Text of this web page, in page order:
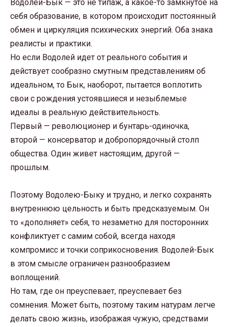
Водолей-Бык — это не типаж, а какое-то замкнутое на
себя образование, в котором происходит постоянный
обмен и циркуляция психических энергий. Оба знака
реалисты и практики.
Но если Водолей идет от реального события и
действует сообразно смутным представлениям об
идеальном, то Бык, наоборот, пытается воплотить
свои с рождения устоявшиеся и незыблемые
идеалы в реальную действительность.
Первый — революционер и бунтарь-одиночка,
второй — консерватор и добропорядочный столп
общества. Один живет настоящим, другой —
прошлым.
Поэтому Водолею-Быку и трудно, и легко сохранять
внутреннюю цельность и быть предсказуемым. Он
то «дополняет» себя, то незаметно для посторонних
конфликтует с самим собой, всегда находя
компромисс и точки соприкосновения. Водолей-Бык
в этом смысле ограничен разнообразием
воплощений.
Но там, где он преуспевает, преуспевает без
сомнения. Может быть, поэтому таким натурам легче
делать свою жизнь, изображая чужую, средствами